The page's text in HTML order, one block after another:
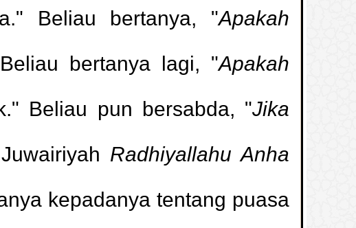
Beliau bertanya, "Apakah
bertanya lagi, "Apakah
Beliau pun bersabda, "Jika
Radhiyallahu Anha
kepadanya tentang puasa
Meletakkan Kaki di Atas Kaset Agama